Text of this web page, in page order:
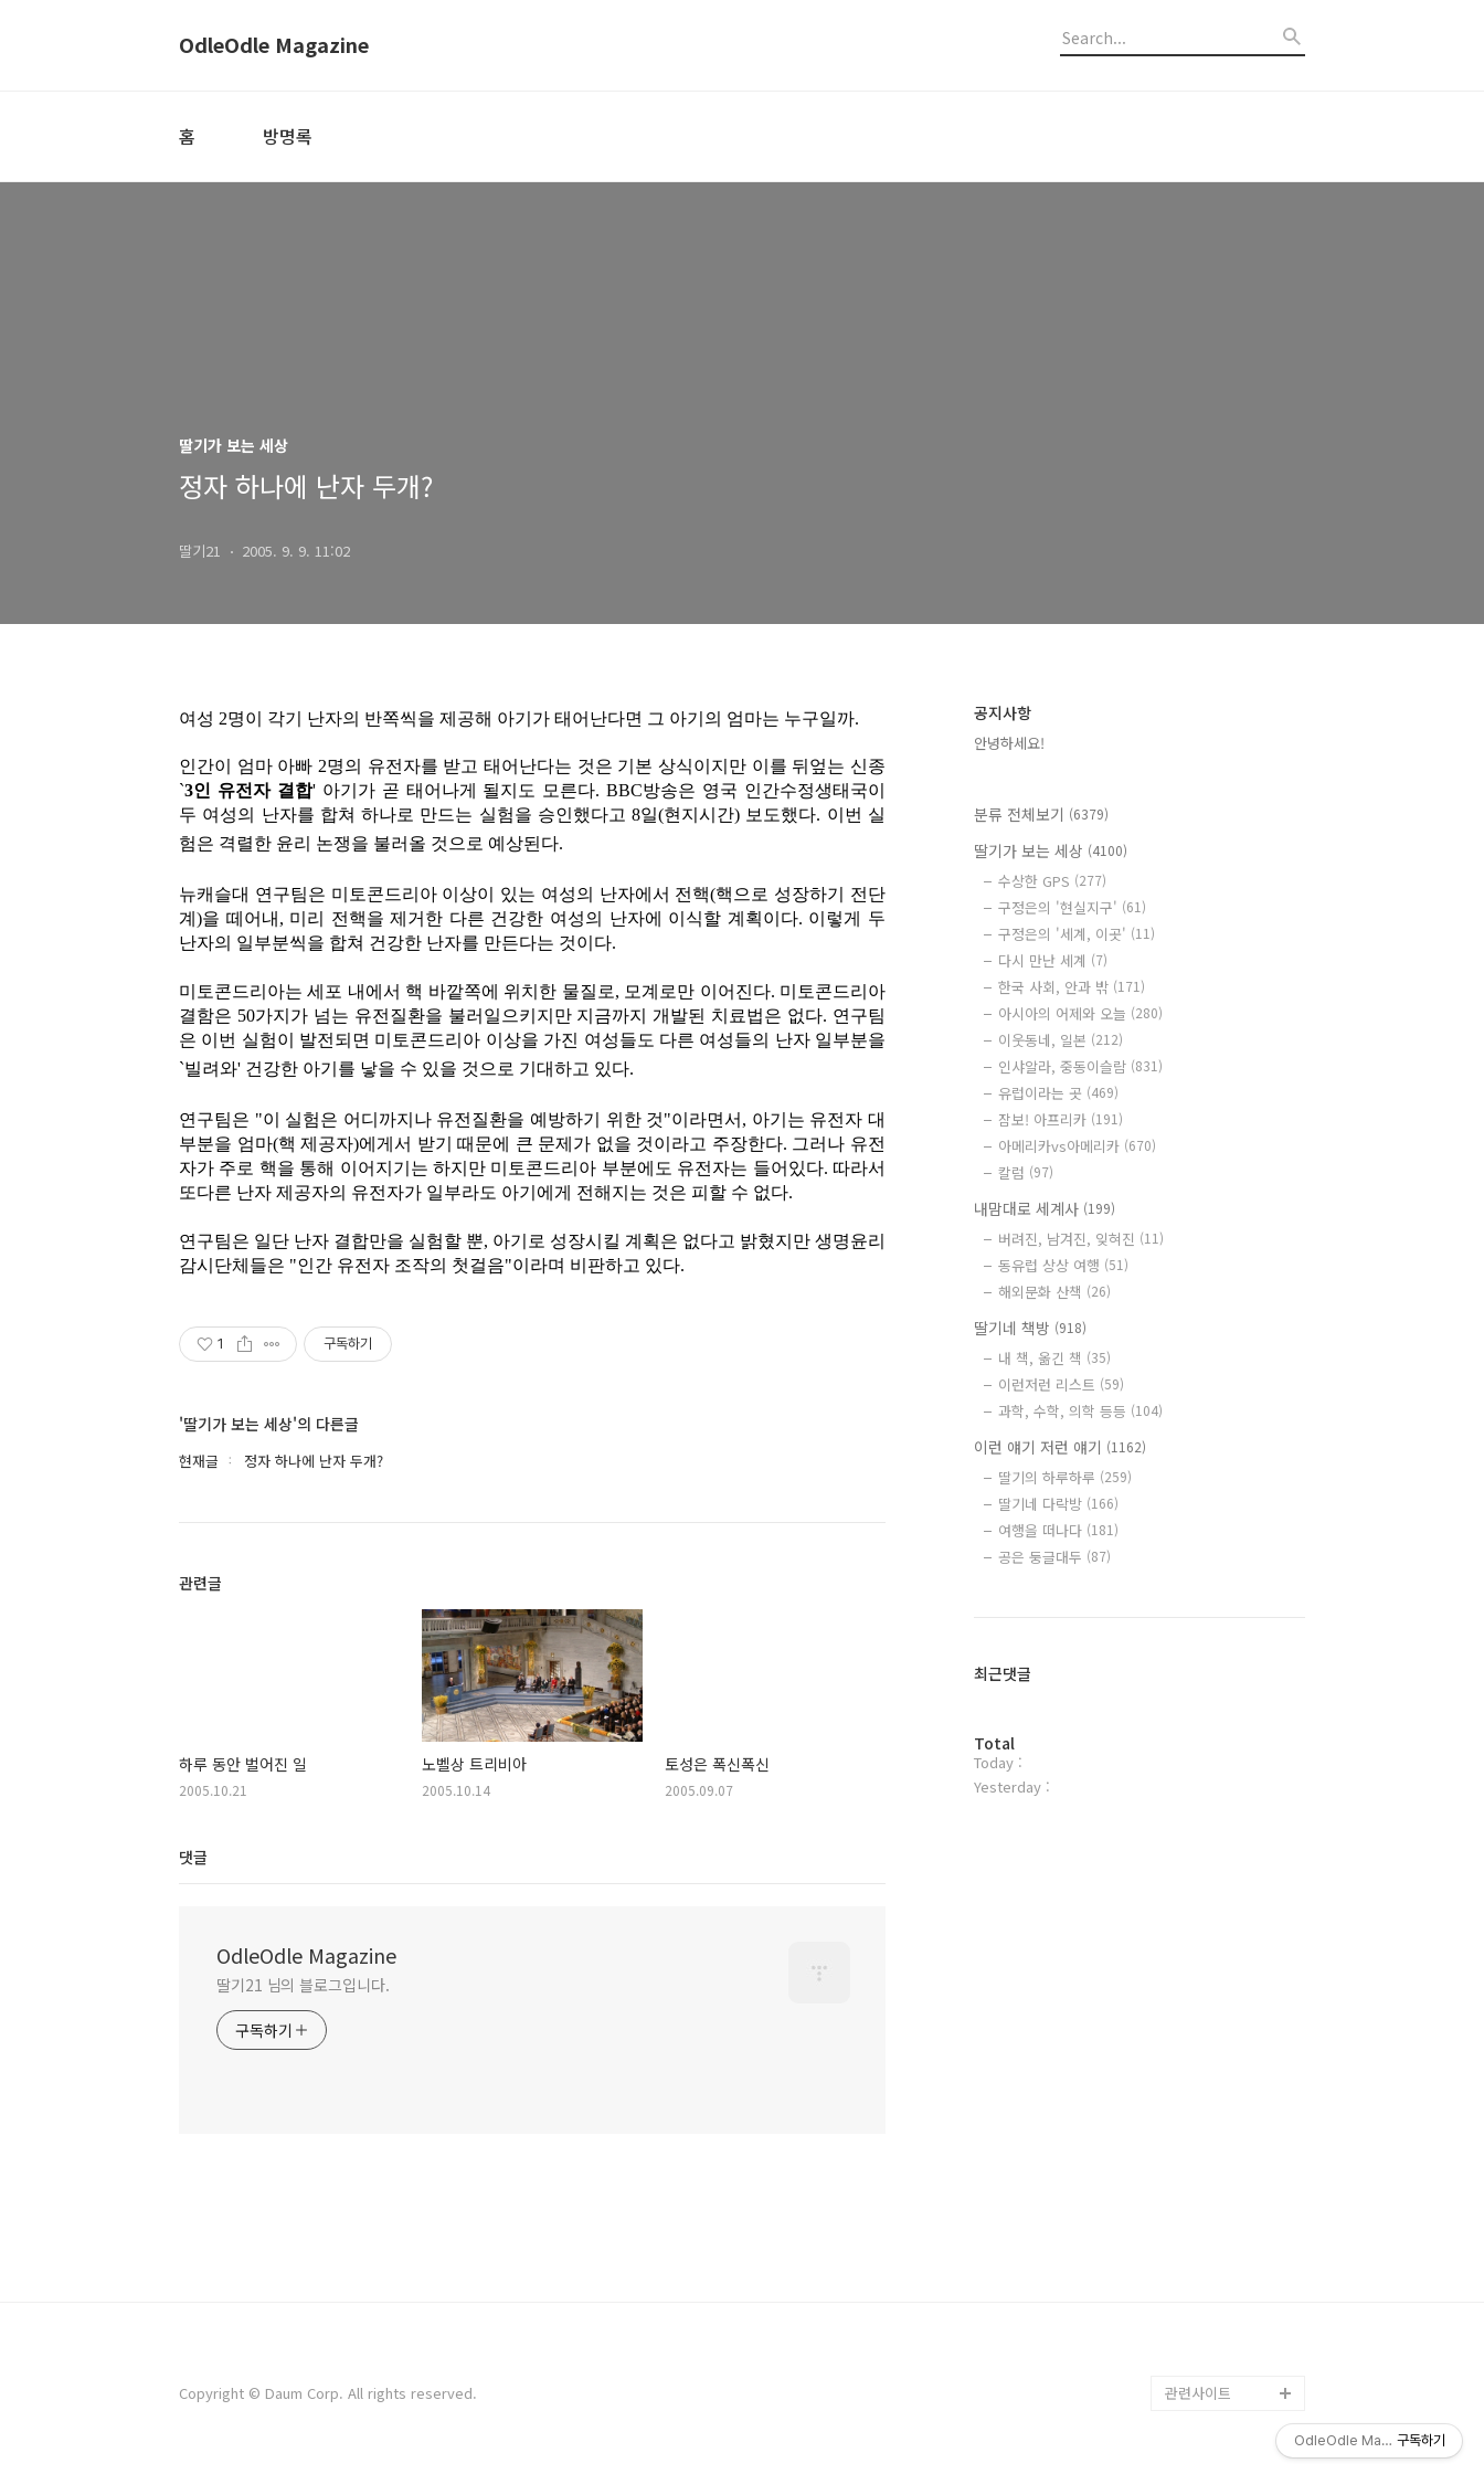
OdleOdle Magazine
홈 방명록
딸기가 보는 세상
정자 하나에 난자 두개?
딸기21 2005. 9. 9. 11:02
여성 2명이 각기 난자의 반쪽씩을 제공해 아기가 태어난다면 그 아기의 엄마는 누구일까.
인간이 엄마 아빠 2명의 유전자를 받고 태어난다는 것은 기본 상식이지만 이를 뒤엎는 신종
`3인 유전자 결합' 아기가 곧 태어나게 될지도 모른다. BBC방송은 영국 인간수정생태국이
두 여성의 난자를 합쳐 하나로 만드는 실험을 승인했다고 8일(현지시간) 보도했다. 이번 실
험은 격렬한 윤리 논쟁을 불러올 것으로 예상된다.
뉴캐슬대 연구팀은 미토콘드리아 이상이 있는 여성의 난자에서 전핵(핵으로 성장하기 전단
계)을 떼어내, 미리 전핵을 제거한 다른 건강한 여성의 난자에 이식할 계획이다. 이렇게 두
난자의 일부분씩을 합쳐 건강한 난자를 만든다는 것이다.
미토콘드리아는 세포 내에서 핵 바깥쪽에 위치한 물질로, 모계로만 이어진다. 미토콘드리아
결함은 50가지가 넘는 유전질환을 불러일으키지만 지금까지 개발된 치료법은 없다. 연구팀
은 이번 실험이 발전되면 미토콘드리아 이상을 가진 여성들도 다른 여성들의 난자 일부분을
`빌려와' 건강한 아기를 낳을 수 있을 것으로 기대하고 있다.
연구팀은 "이 실험은 어디까지나 유전질환을 예방하기 위한 것"이라면서, 아기는 유전자 대
부분을 엄마(핵 제공자)에게서 받기 때문에 큰 문제가 없을 것이라고 주장한다. 그러나 유전
자가 주로 핵을 통해 이어지기는 하지만 미토콘드리아 부분에도 유전자는 들어있다. 따라서
또다른 난자 제공자의 유전자가 일부라도 아기에게 전해지는 것은 피할 수 없다.
연구팀은 일단 난자 결합만을 실험할 뿐, 아기로 성장시킬 계획은 없다고 밝혔지만 생명윤리
감시단체들은 "인간 유전자 조작의 첫걸음"이라며 비판하고 있다.
1 구독하기
'딸기가 보는 세상'의 다른글
현재글 정자 하나에 난자 두개?
관련글
하루 동안 벌어진 일
2005.10.21
노벨상 트리비아
2005.10.14
토성은 폭신폭신
2005.09.07
댓글
OdleOdle Magazine
딸기21 님의 블로그입니다.
구독하기
공지사항
안녕하세요!
분류 전체보기 (6379)
딸기가 보는 세상 (4100)
수상한 GPS (277)
구정은의 '현실지구' (61)
구정은의 '세계, 이곳' (11)
다시 만난 세계 (7)
한국 사회, 안과 밖 (171)
아시아의 어제와 오늘 (280)
이웃동네, 일본 (212)
인샤알라, 중동이슬람 (831)
유럽이라는 곳 (469)
잠보! 아프리카 (191)
아메리카vs아메리카 (670)
칼럼 (97)
내맘대로 세계사 (199)
버려진, 남겨진, 잊혀진 (11)
동유럽 상상 여행 (51)
해외문화 산책 (26)
딸기네 책방 (918)
내 책, 옮긴 책 (35)
이런저런 리스트 (59)
과학, 수학, 의학 등등 (104)
이런 얘기 저런 얘기 (1162)
딸기의 하루하루 (259)
딸기네 다락방 (166)
여행을 떠나다 (181)
공은 둥글대두 (87)
최근댓글
방
문
자
Total
Today :
Yesterday :
Copyright © Daum Corp. All rights reserved. 관련사이트
OdleOdle Magazine
구독하기